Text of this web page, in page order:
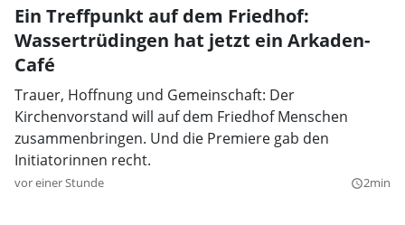
Ein Treffpunkt auf dem Friedhof:
Wassertrüdingen hat jetzt ein Arkaden-
Café
Trauer, Hoffnung und Gemeinschaft: Der
Kirchenvorstand will auf dem Friedhof Menschen
zusammenbringen. Und die Premiere gab den
Initiatorinnen recht.
vor einer Stunde query_builder2min